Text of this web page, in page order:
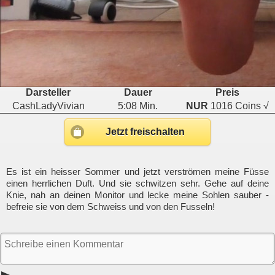
Darsteller Dauer
Preis
CashLadyVivian
5:08 Min. NUR 1016 Coins √
Jetzt freischalten
Es ist ein heisser Sommer und jetzt verströmen meine Füsse
einen herrlichen Duft. Und sie schwitzen sehr. Gehe auf deine
Knie, nah an deinen Monitor und lecke meine Sohlen sauber -
befreie sie von dem Schweiss und von den Fusseln!